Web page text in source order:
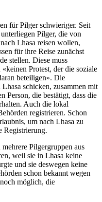
für Pilger schwieriger. Seit
Pilger, die von
Lhasa reisen wollen,
für ihre Reise zunächst
stellen. Diese muss
Protest, der die soziale
beteiligen». Die
schicken, zusammen mit
Person, die bestätigt, dass die
Auch die lokal
registrieren. Schon
um nach Lhasa zu
Registrierung.
Pilgergruppen aus
weil sie in Lhasa keine
und sie deswegen keine
schon bekannt wegen
möglich, die